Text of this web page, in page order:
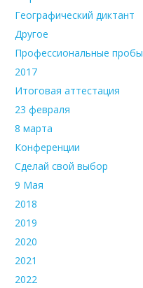
Географический диктант
Другое
Профессиональные пробы
2017
Итоговая аттестация
23 февраля
8 марта
Конференции
Сделай свой выбор
9 Мая
2018
2019
2020
2021
2022